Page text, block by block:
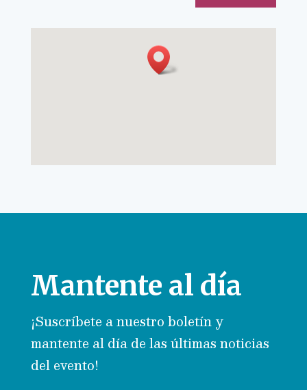
Mantente al día
¡Suscríbete a nuestro boletín y
mantente al día de las últimas noticias
del evento!